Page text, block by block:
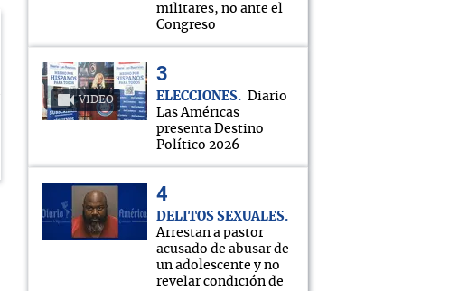
militares, no ante el
Congreso
VIDEO ELECCIONES
Diario
Las Américas
presenta Destino
Político 2026
DELITOS SEXUALES
Arrestan a pastor
acusado de abusar de
un adolescente y no
revelar condición de